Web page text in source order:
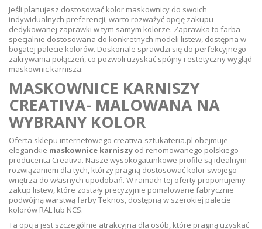
Jeśli planujesz dostosować kolor maskownicy do swoich
indywidualnych preferencji, warto rozważyć opcję zakupu
dedykowanej zaprawki w tym samym kolorze. Zaprawka to farba
specjalnie dostosowana do konkretnych modeli listew, dostępna w
bogatej palecie kolorów. Doskonale sprawdzi się do perfekcyjnego
zakrywania połączeń, co pozwoli uzyskać spójny i estetyczny wygląd
maskownic karnisza.
MASKOWNICE KARNISZY
CREATIVA- MALOWANA NA
WYBRANY KOLOR
Oferta sklepu internetowego creativa-sztukateria.pl obejmuje
eleganckie maskownice karniszy od renomowanego polskiego
producenta Creativa. Nasze wysokogatunkowe profile są idealnym
rozwiązaniem dla tych, którzy pragną dostosować kolor swojego
wnętrza do własnych upodobań. W ramach tej oferty proponujemy
zakup listew, które zostały precyzyjnie pomalowane fabrycznie
podwójną warstwą farby Teknos, dostępną w szerokiej palecie
kolorów RAL lub NCS.
Ta opcja jest szczególnie atrakcyjna dla osób, które pragną uzyskać